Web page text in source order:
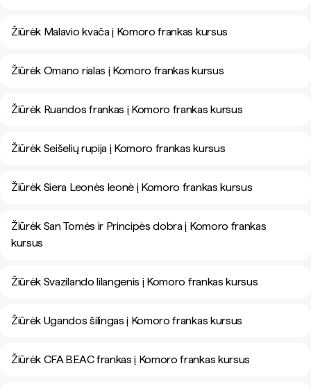
Žiūrėk Malavio kvača į Komoro frankas kursus
Žiūrėk Omano rialas į Komoro frankas kursus
Žiūrėk Ruandos frankas į Komoro frankas kursus
Žiūrėk Seišelių rupija į Komoro frankas kursus
Žiūrėk Siera Leonės leonė į Komoro frankas kursus
Žiūrėk San Tomės ir Principės dobra į Komoro frankas
kursus
Žiūrėk Svazilando lilangenis į Komoro frankas kursus
Žiūrėk Ugandos šilingas į Komoro frankas kursus
Žiūrėk CFA BEAC frankas į Komoro frankas kursus